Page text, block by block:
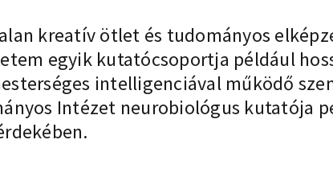
kreatív ötlet és tudományos
egyik kutatócsoportja például
intelligenciával működő
Intézet neurobiológus kutatója